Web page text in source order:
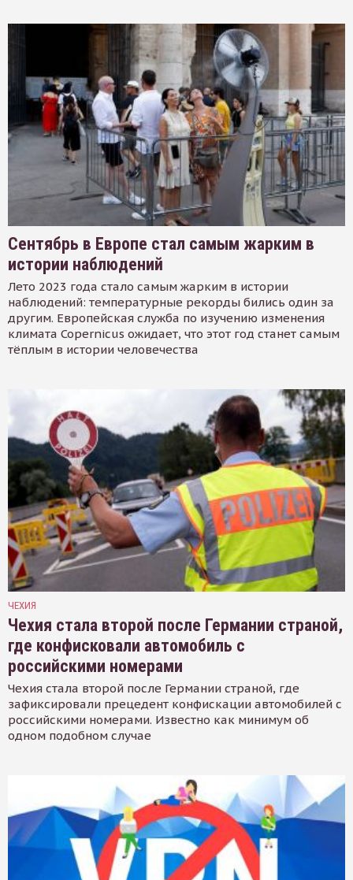
Сентябрь в Европе стал самым жарким в
истории наблюдений
Лето 2023 года стало самым жарким в истории
наблюдений: температурные рекорды бились один за
другим. Европейская служба по изучению изменения
климата Copernicus ожидает, что этот год станет самым
тёплым в истории человечества
ЧЕХИЯ
Чехия стала второй после Германии страной,
где конфисковали автомобиль с
российскими номерами
Чехия стала второй после Германии страной, где
зафиксировали прецедент конфискации автомобилей с
российскими номерами. Известно как минимум об
одном подобном случае